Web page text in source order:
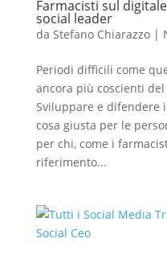
Farmacisti sul
social leader
da Stefano Chiarazzo|
Periodi difficili come
ancora più coscienti
Sviluppare e difendere
cosa giusta per le
per chi, come i
riferimento...